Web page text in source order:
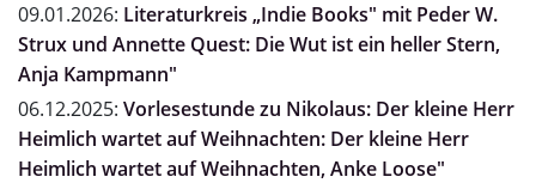
09.01.2026: Literaturkreis „Indie Books" mit Peder W.
Strux und Annette Quest: Die Wut ist ein heller Stern,
Anja Kampmann"
06.12.2025: Vorlesestunde zu Nikolaus: Der kleine Herr
Heimlich wartet auf Weihnachten: Der kleine Herr
Heimlich wartet auf Weihnachten, Anke Loose"